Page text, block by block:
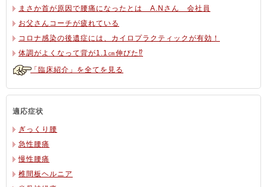
まさか首が原因で腰痛になったとは A.Nさん 会社員
お父さんコーチが疲れている
コロナ感染の後遺症には、カイロプラクティックが有効！
体調がよくなって背が1.1㎝伸びた⁉
「臨床紹介」を全てを見る
適応症状
ぎっくり腰
急性腰痛
慢性腰痛
椎間板ヘルニア